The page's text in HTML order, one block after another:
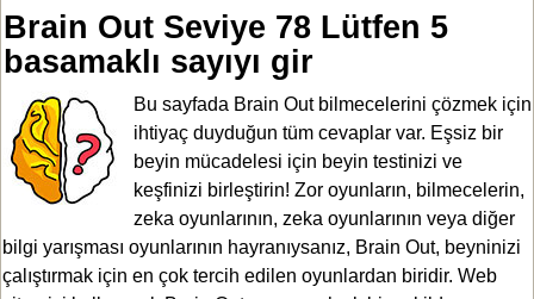
Brain Out Seviye 78 Lütfen 5
basamaklı sayıyı gir
Bu sayfada Brain Out bilmecelerini çözmek için
ihtiyaç duyduğun tüm cevaplar var. Eşsiz bir
beyin mücadelesi için beyin testinizi ve
keşfinizi birleştirin! Zor oyunların, bilmecelerin,
zeka oyunlarının, zeka oyunlarının veya diğer
bilgi yarışması oyunlarının hayranıysanız, Brain Out, beyninizi
çalıştırmak için en çok tercih edilen oyunlardan biridir. Web